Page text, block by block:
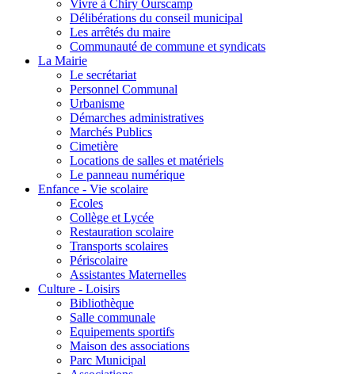
Vivre à Chiry Ourscamp
Délibérations du conseil municipal
Les arrêtés du maire
Communauté de commune et syndicats
La Mairie
Le secrétariat
Personnel Communal
Urbanisme
Démarches administratives
Marchés Publics
Cimetière
Locations de salles et matériels
Le panneau numérique
Enfance - Vie scolaire
Ecoles
Collège et Lycée
Restauration scolaire
Transports scolaires
Périscolaire
Assistantes Maternelles
Culture - Loisirs
Bibliothèque
Salle communale
Equipements sportifs
Maison des associations
Parc Municipal